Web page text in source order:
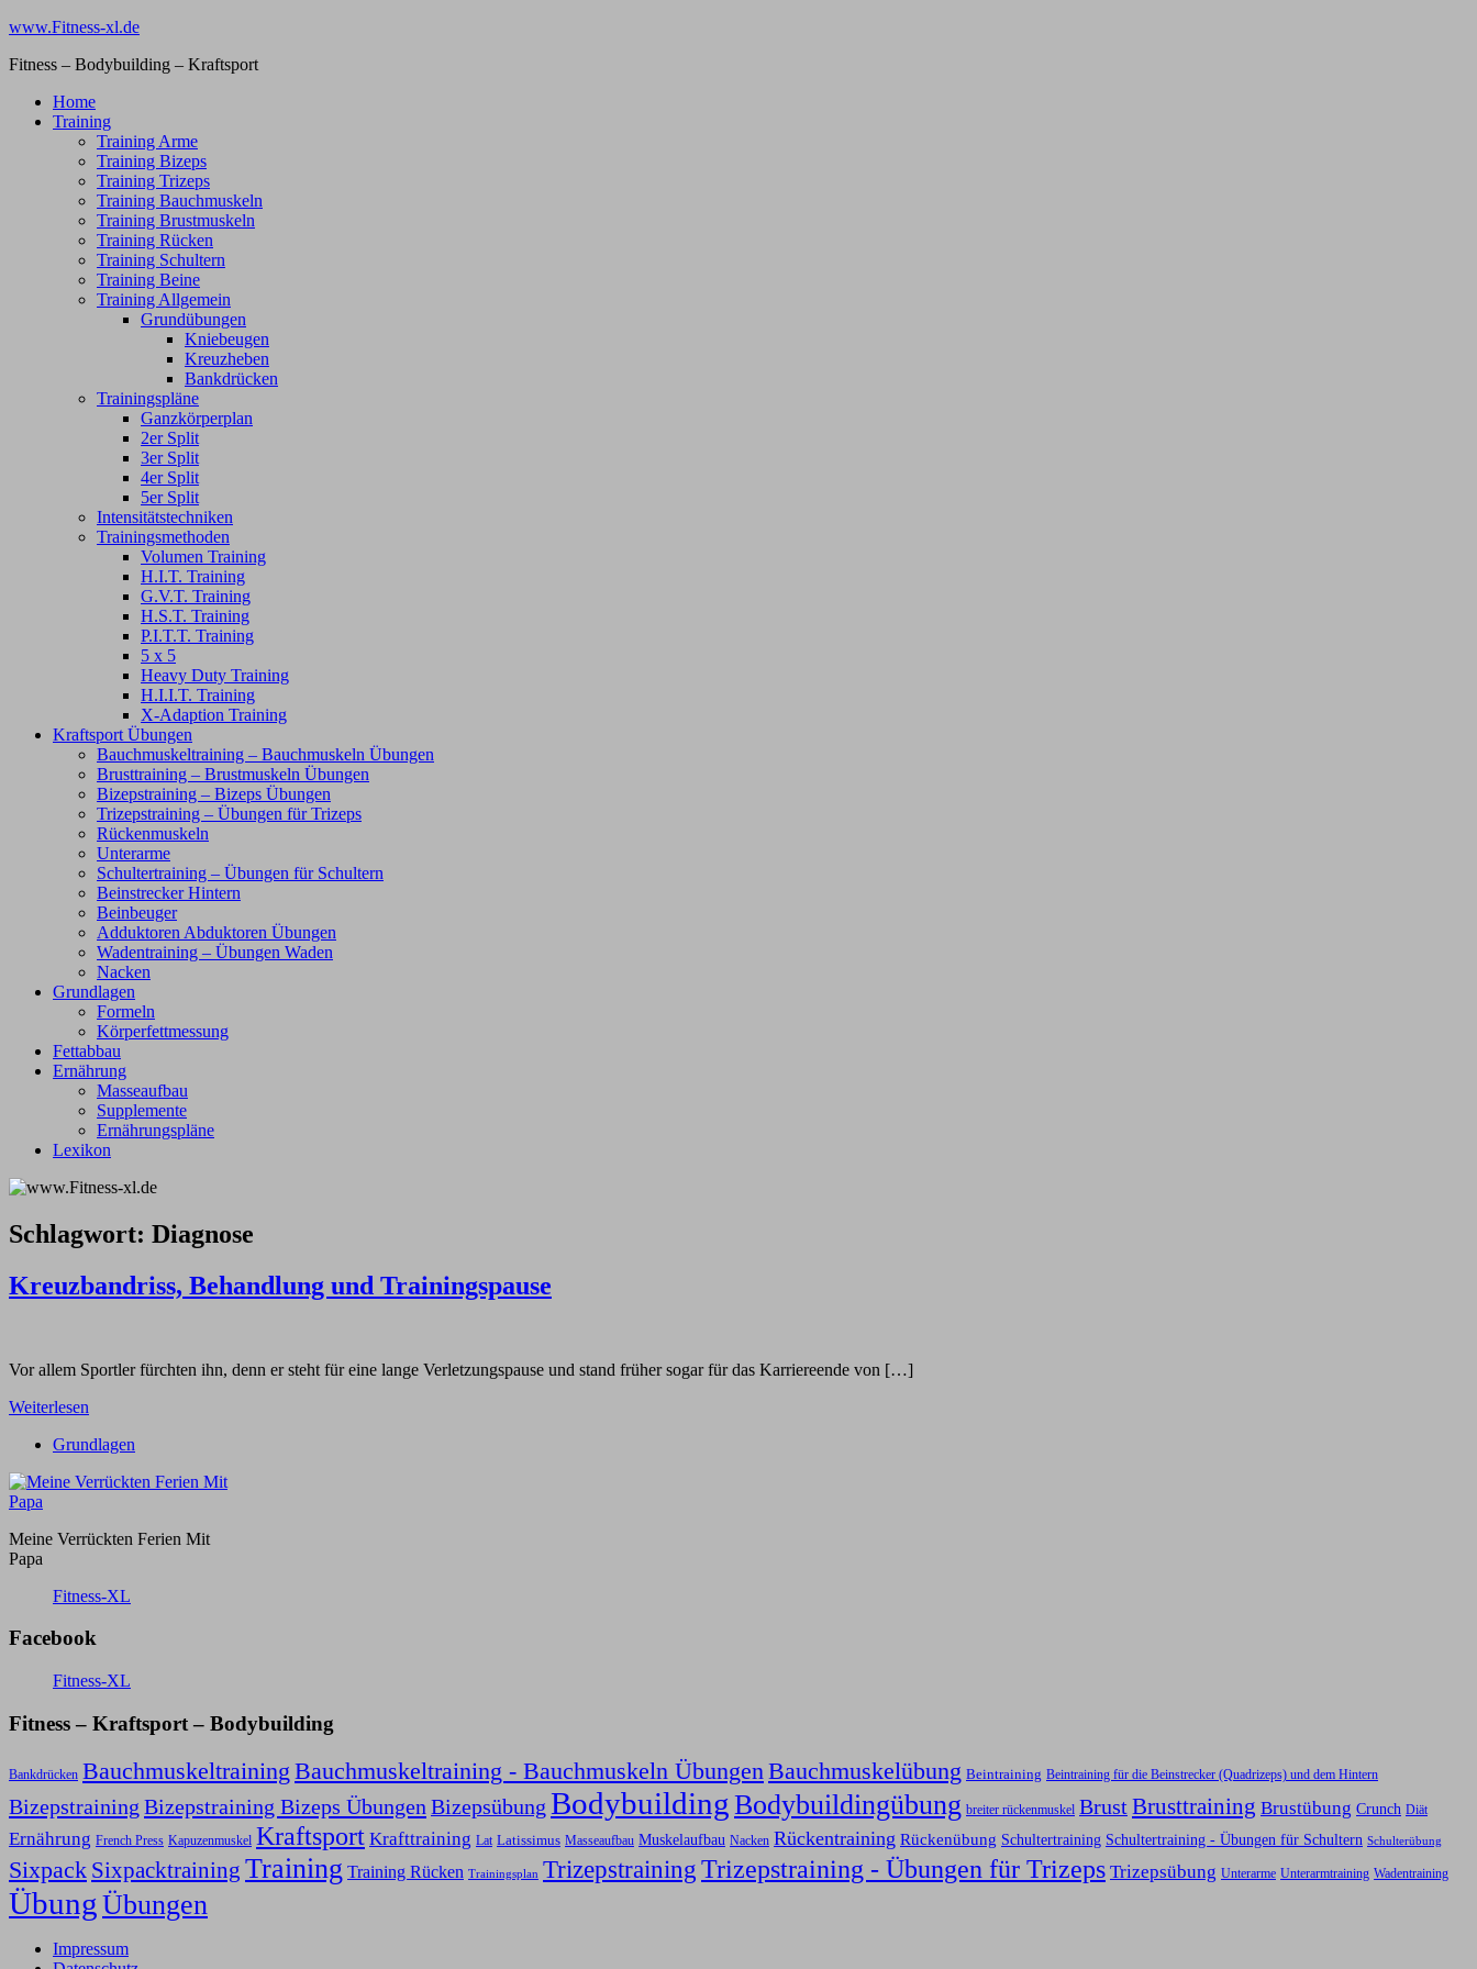
Zum
springen
www.Fitness-xl.de
Fitness – Bodybuilding – Kraftsport
Home
Training
Training Arme
Training Bizeps
Training Trizeps
Training Bauchmuskeln
Training Brustmuskeln
Training Rücken
Training Schultern
Training Beine
Training Allgemein
Grundübungen
Kniebeugen
Kreuzheben
Bankdrücken
Trainingspläne
Ganzkörperplan
2er Split
3er Split
4er Split
5er Split
Intensitätstechniken
Trainingsmethoden
Volumen Training
H.I.T. Training
G.V.T. Training
H.S.T. Training
P.I.T.T. Training
5 x 5
Heavy Duty Training
H.I.I.T. Training
X-Adaption Training
Kraftsport Übungen
Bauchmuskeltraining – Bauchmuskeln Übungen
Brusttraining – Brustmuskeln Übungen
Bizepstraining – Bizeps Übungen
Trizepstraining – Übungen für Trizeps
Rückenmuskeln
Unterarme
Schultertraining – Übungen für Schultern
Beinstrecker Hintern
Beinbeuger
Adduktoren Abduktoren Übungen
Wadentraining – Übungen Waden
Nacken
Grundlagen
Formeln
Körperfettmessung
Fettabbau
Ernährung
Masseaufbau
Supplemente
Ernährungspläne
Lexikon
Schlagwort: Diagnose
Kreuzbandriss, Behandlung und Trainingspause
Vor allem Sportler fürchten ihn, denn er steht für eine lange Verletzungspause und stand früher sogar für das Karriereende von […]
Weiterlesen
Grundlagen
Meine Verrückten Ferien Mit
Papa
Fitness-XL
Facebook
Fitness-XL
Fitness – Kraftsport – Bodybuilding
Bankdrücken Bauchmuskeltraining Bauchmuskeltraining - Bauchmuskeln Übungen Bauchmuskelübung Beintraining Beintraining für die Beinstrecker (Quadrizeps) und dem Hintern
Bizepstraining Bizepstraining Bizeps Übungen Bizepsübung BodybuildingBodybuildingübung breiter rückenmuskel Brust Brusttraining Brustübung Crunch Diät
Ernährung French Press Kapuzenmuskel Kraftsport Krafttraining Lat Latissimus Masseaufbau Muskelaufbau Nacken Rückentraining Rückenübung Schultertraining Schultertraining - Übungen für Schultern Schulterübung
Sixpack Sixpacktraining Training Training Rücken Trainingsplan TrizepstrainingTrizepstraining - Übungen für Trizeps Trizepsübung Unterarme Unterarmtraining Wadentraining
ÜbungÜbungen
Impressum